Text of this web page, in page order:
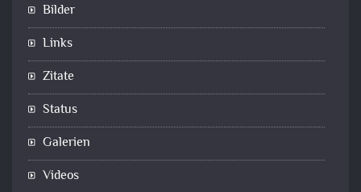
Bilder
Links
Zitate
Status
Galerien
Videos